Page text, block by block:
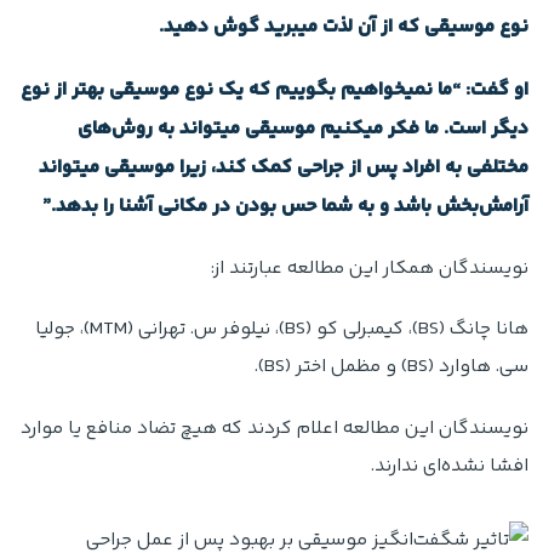
نوع موسیقی که از آن لذت میبرید گوش دهید.
او گفت: “ما نمیخواهیم بگوییم که یک نوع موسیقی بهتر از نوع
دیگر است. ما فکر میکنیم موسیقی میتواند به روش‌های
مختلفی به افراد پس از جراحی کمک کند، زیرا موسیقی میتواند
آرامش‌بخش باشد و به شما حس بودن در مکانی آشنا را بدهد.”
نویسندگان همکار این مطالعه عبارتند از:
هانا چانگ (BS)، کیمبرلی کو (BS)، نیلوفر س. تهرانی (MTM)، جولیا
سی. هاوارد (BS) و مظمل اختر (BS).
نویسندگان این مطالعه اعلام کردند که هیچ تضاد منافع یا موارد
افشا نشده‌ای ندارند.